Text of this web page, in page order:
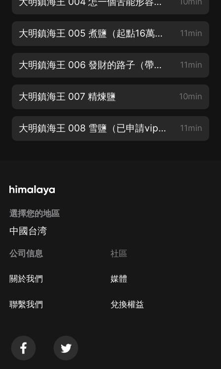
大明鎮海王 005 煮鹽（起點16萬推薦） 11min
大明鎮海王 006 發財的路子（帶腦子穿越文） 11min
大明鎮海王 007 精煉鹽 10min
大明鎮海王 008 雪鹽（已申請vip，放心收聽呀） 11min
選擇您的地區
中國台湾
公司信息
關於我們
聯繫我們
社區
媒體
兌換權益